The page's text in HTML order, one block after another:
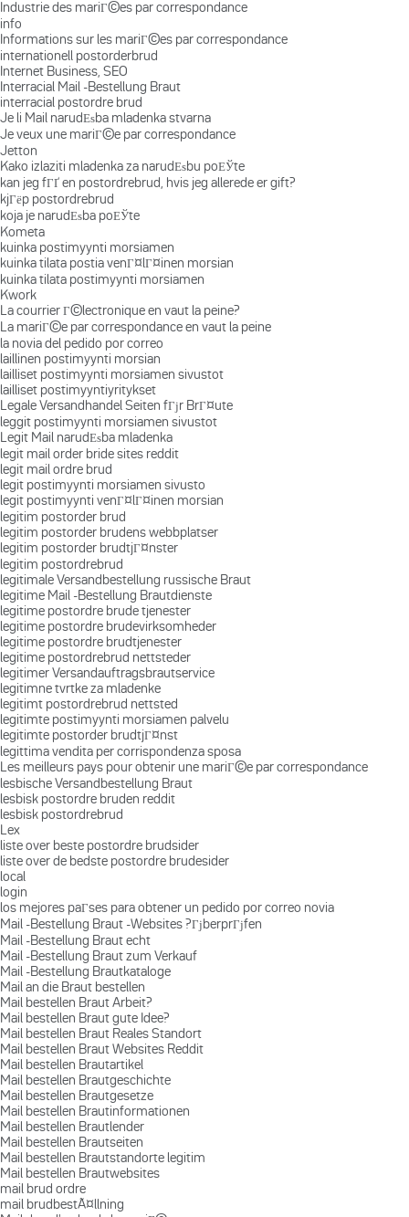
Industrie des mariГ©es par correspondance
info
Informations sur les mariГ©es par correspondance
internationell postorderbrud
Internet Business, SEO
Interracial Mail -Bestellung Braut
interracial postordre brud
Je li Mail narudЕѕba mladenka stvarna
Je veux une mariГ©e par correspondance
Jetton
Kako izlaziti mladenka za narudЕѕbu poЕЎte
kan jeg fГҐ en postordrebrud, hvis jeg allerede er gift?
kjГёp postordrebrud
koja je narudЕѕba poЕЎte
Kometa
kuinka postimyynti morsiamen
kuinka tilata postia venГ¤lГ¤inen morsian
kuinka tilata postimyynti morsiamen
Kwork
La courrier Г©lectronique en vaut la peine?
La mariГ©e par correspondance en vaut la peine
la novia del pedido por correo
laillinen postimyynti morsian
lailliset postimyynti morsiamen sivustot
lailliset postimyyntiyritykset
Legale Versandhandel Seiten fГјr BrГ¤ute
leggit postimyynti morsiamen sivustot
Legit Mail narudЕѕba mladenka
legit mail order bride sites reddit
legit mail ordre brud
legit postimyynti morsiamen sivusto
legit postimyynti venГ¤lГ¤inen morsian
legitim postorder brud
legitim postorder brudens webbplatser
legitim postorder brudtjГ¤nster
legitim postordrebrud
legitimale Versandbestellung russische Braut
legitime Mail -Bestellung Brautdienste
legitime postordre brude tjenester
legitime postordre brudevirksomheder
legitime postordre brudtjenester
legitime postordrebrud nettsteder
legitimer Versandauftragsbrautservice
legitimne tvrtke za mladenke
legitimt postordrebrud nettsted
legitimte postimyynti morsiamen palvelu
legitimte postorder brudtjГ¤nst
legittima vendita per corrispondenza sposa
Les meilleurs pays pour obtenir une mariГ©e par correspondance
lesbische Versandbestellung Braut
lesbisk postordre bruden reddit
lesbisk postordrebrud
Lex
liste over beste postordre brudsider
liste over de bedste postordre brudesider
local
login
los mejores paГ­ses para obtener un pedido por correo novia
Mail -Bestellung Braut -Websites ?ГјberprГјfen
Mail -Bestellung Braut echt
Mail -Bestellung Braut zum Verkauf
Mail -Bestellung Brautkataloge
Mail an die Braut bestellen
Mail bestellen Braut Arbeit?
Mail bestellen Braut gute Idee?
Mail bestellen Braut Reales Standort
Mail bestellen Braut Websites Reddit
Mail bestellen Brautartikel
Mail bestellen Brautgeschichte
Mail bestellen Brautgesetze
Mail bestellen Brautinformationen
Mail bestellen Brautlender
Mail bestellen Brautseiten
Mail bestellen Brautstandorte legitim
Mail bestellen Brautwebsites
mail brud ordre
mail brudbestÃ¤llning